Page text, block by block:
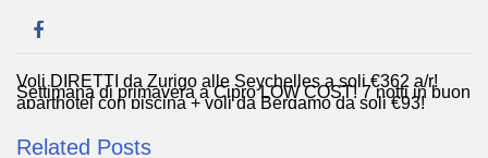
Navigazione
articoli
Voli DIRETTI da Zurigo alle Seychelles a soli €362 a/r!
Settimana di primavera a Cipro LOW COST! 7 notti in buon
aparthotel con piscina + voli da Bergamo da soli €93!
Related Posts